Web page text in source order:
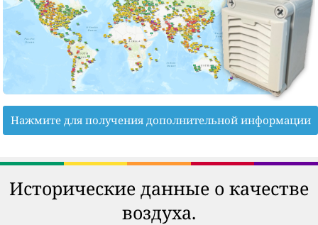
Нажмите для получения дополнительной информации
Исторические данные о качестве
воздуха.